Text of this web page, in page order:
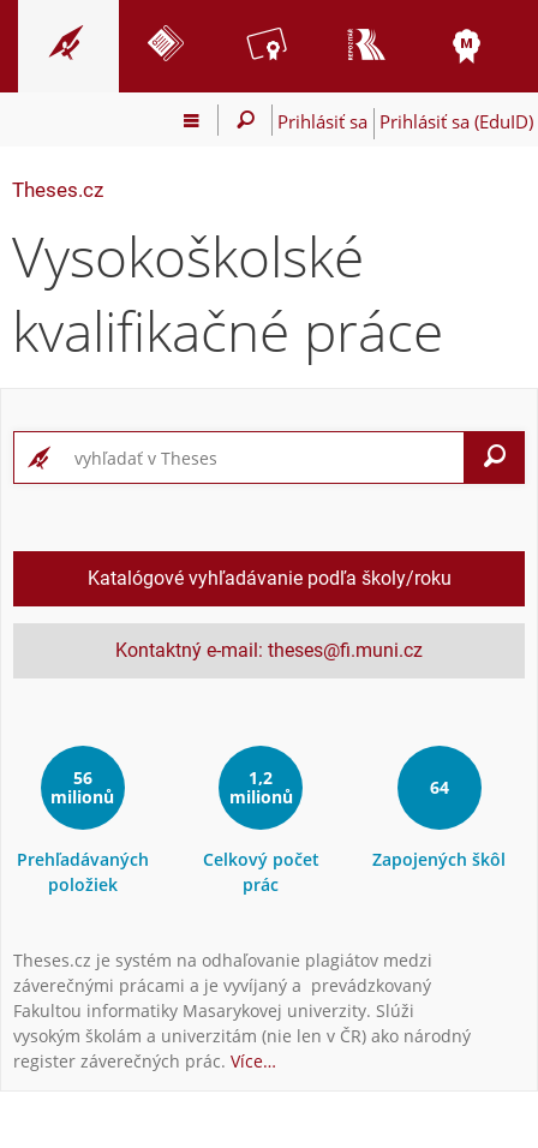
Prihlásiť sa Prihlásiť sa (EduID)
Theses.cz
Vysokoškolské
kvalifikačné práce
Katalógové vyhľadávanie podľa školy/roku
Kontaktný e-mail: theses@fi.muni.cz
56
milionů
Prehľadávaných
položiek
1,2
milionů
Celkový počet
prác
64
Zapojených škôl
Theses.cz je systém na odhaľovanie plagiátov medzi
záverečnými prácami a je vyvíjaný a prevádzkovaný
Fakultou informatiky Masarykovej univerzity. Slúži
vysokým školám a univerzitám (nie len v ČR) ako národný
register záverečných prác. Více…